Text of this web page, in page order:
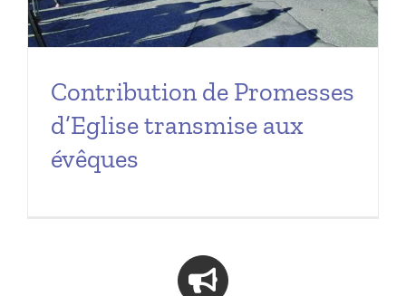
Contribution de Promesses
d’Eglise transmise aux
évêques⁩